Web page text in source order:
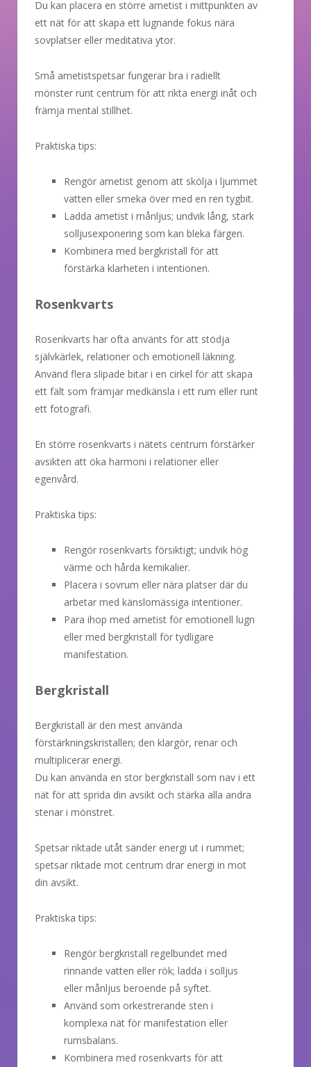
Du kan placera en större ametist i mittpunkten av
ett nät för att skapa ett lugnande fokus nära
sovplatser eller meditativa ytor.
Små ametistspetsar fungerar bra i radiellt
mönster runt centrum för att rikta energi inåt och
främja mental stillhet.
Praktiska tips:
Rengör ametist genom att skölja i ljummet
vatten eller smeka över med en ren tygbit.
Ladda ametist i månljus; undvik lång, stark
solljusexponering som kan bleka färgen.
Kombinera med bergkristall för att
förstärka klarheten i intentionen.
Rosenkvarts
Rosenkvarts har ofta använts för att stödja
självkärlek, relationer och emotionell läkning.
Använd flera slipade bitar i en cirkel för att skapa
ett fält som främjar medkänsla i ett rum eller runt
ett fotografi.
En större rosenkvarts i nätets centrum förstärker
avsikten att öka harmoni i relationer eller
egenvård.
Praktiska tips:
Rengör rosenkvarts försiktigt; undvik hög
värme och hårda kemikalier.
Placera i sovrum eller nära platser där du
arbetar med känslomässiga intentioner.
Para ihop med ametist för emotionell lugn
eller med bergkristall för tydligare
manifestation.
Bergkristall
Bergkristall är den mest använda
förstärkningskristallen; den klargör, renar och
multiplicerar energi.
Du kan använda en stor bergkristall som nav i ett
nät för att sprida din avsikt och stärka alla andra
stenar i mönstret.
Spetsar riktade utåt sänder energi ut i rummet;
spetsar riktade mot centrum drar energi in mot
din avsikt.
Praktiska tips:
Rengör bergkristall regelbundet med
rinnande vatten eller rök; ladda i solljus
eller månljus beroende på syftet.
Använd som orkestrerande sten i
komplexa nät för manifestation eller
rumsbalans.
Kombinera med rosenkvarts för att